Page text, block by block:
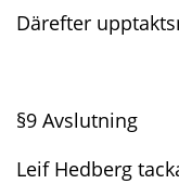
Därefter
§9 Avslutning
Leif Hedberg